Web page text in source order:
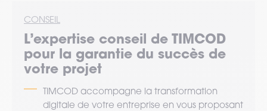
CONSEIL
L’expertise conseil de TIMCOD
pour la garantie du succès de
votre projet
TIMCOD accompagne la transformation
digitale de votre entreprise en vous proposant